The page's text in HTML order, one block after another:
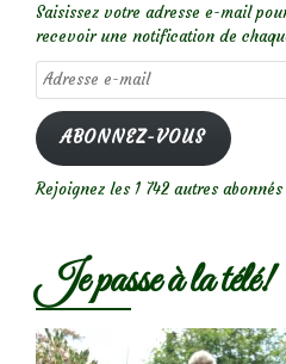
Saisissez votre adresse e-mail
recevoir une notification de
Adresse
e-
mail
ABONNEZ-VOUS
Rejoignez les 1 742 autres abonnés
Je passe à la télé!